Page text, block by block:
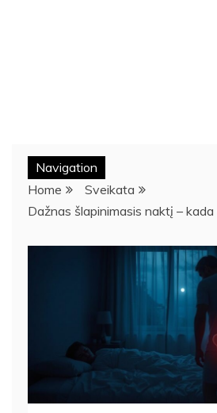
Navigation
Home
Sveikata
Dažnas šlapinimasis naktį – kada